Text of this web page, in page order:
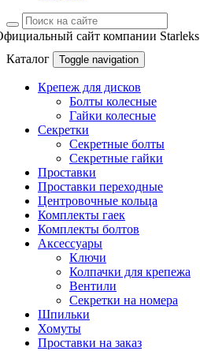
сайт компании Starleks
Каталог
Toggle navigation
Крепеж для дисков
Болты колесные
Гайки колесные
Секретки
Секретные болты
Секретные гайки
Проставки
Проставки переходные
Центровочные кольца
Комплекты гаек
Комплекты болтов
Аксессуары
Ключи
Колпачки для крепежа
Вентили
Секретки на номера
Шпильки
Хомуты
Проставки на заказ